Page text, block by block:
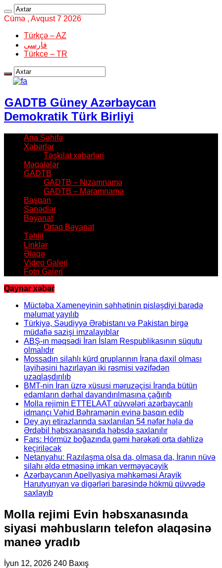
Cümə , Avqust 7 2026
Türkçə – AZ
فارسی
Türkce – TR
GADTB Güney Azərbaycan
Demokratik Türk Birliyi
Ana Səhifə
Xəbərlər
Təşkilat xəbərləri
Məqalələr
GADTB
GADTB – Nizamnamə
GADTB – Məramnamə
Başqan
Sənədlər
Bəyanat
Ortaq Bəyanat
Təhlil
Linklər
Əlaqə
Video Galeri
Foto Galeri
Qaynar xəbər
Müctəba Xameneyinin səhhətinin pisləşdiyi barədə
məlumat yayılıb
Türkiyə, Səudiyyə Ərəbistanı və Pakistan birgə
müdafiə sazişi imzalayıblar
ABŞ-ın məqsədi İran İslam Respublikasının süqutu
olmalıdır
Mossadın silahlı kürd qruplarının İrana daxil olması
layihəsini hazırlayan iki rəsmisi vəzifədən
uzaqlaşdırılıb
BMT-nin İran üzrə xüsusi məruzəçisi İranda bütün
edamların dərhal dayandırılmasına çağırıb
Molla rejimin ETTELAAT qüvvələri azərbaycanlı
idmançı Vəhid Bəhramənin evinə basqın edib
Dey ayı etirazlarında saxlanılan 54 nəfər hələ də
Ərdəbil həbsxanasında həbsdə saxlanılır
Fars: Hörmüz boğazında gəmi hərəkəti orta dəhlizə
keçiriləcək
Netanyahu: Razılaşma olsa da, olmasa da, İranın nüvə
silahı əldə etməsinə imkan verməyəcəyik
Azərbaycanın Apellyasiya məhkəməsi Arayik
Harutyunyan və digərləri barəsində hökmü qüvvədə
saxlayıb
Molla rejimi Evin həbsxanasında
siyasi məhbusların telefon əlaqəsinə
maneə yradıb
İyun 12, 2026 240 Baxış